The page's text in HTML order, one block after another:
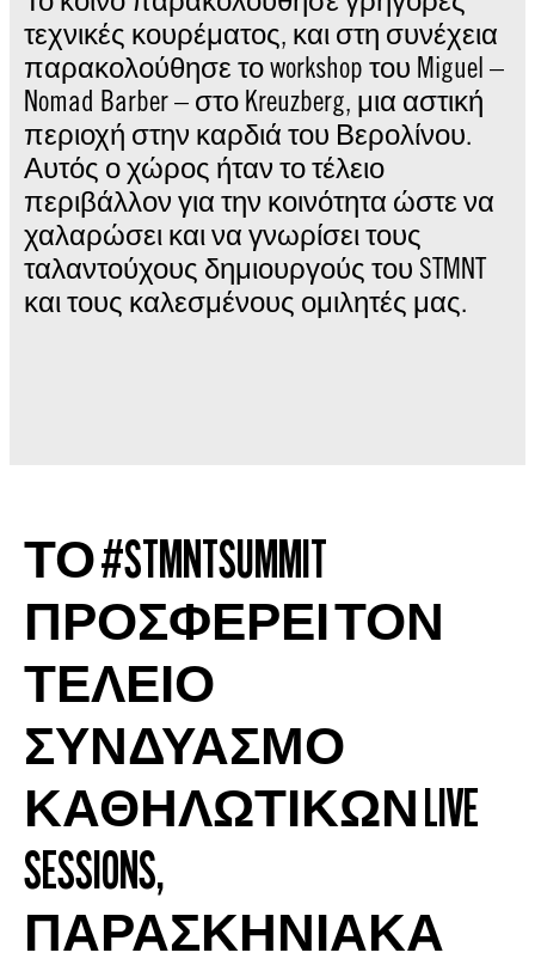
τεχνικές κουρέματος, και στη συνέχεια
παρακολούθησε το workshop του Miguel –
Nomad Barber – στο Kreuzberg, μια αστική
περιοχή στην καρδιά του Βερολίνου.
Αυτός ο χώρος ήταν το τέλειο
περιβάλλον για την κοινότητα ώστε να
χαλαρώσει και να γνωρίσει τους
ταλαντούχους δημιουργούς του STMNT
και τους καλεσμένους ομιλητές μας.
ΤΟ #STMNTSUMMIT
ΠΡΟΣΦΕΡΕΙ ΤΟΝ
ΤΕΛΕΙΟ
ΣΥΝΔΥΑΣΜΟ
ΚΑΘΗΛΩΤΙΚΩΝ LIVE
SESSIONS,
ΠΑΡΑΣΚΗΝΙΑΚΑ